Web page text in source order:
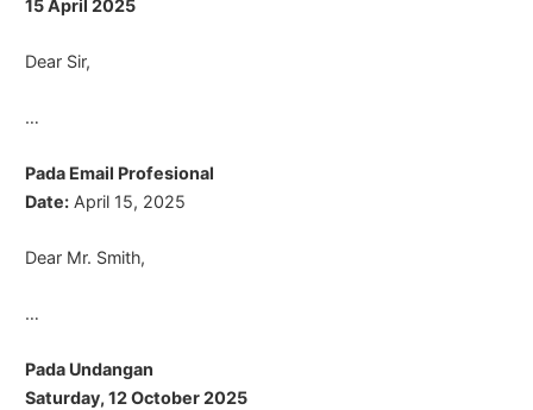
15 April 2025
Dear Sir,
…
Pada Email Profesional
Date: April 15, 2025
Dear Mr. Smith,
…
Pada Undangan
Saturday, 12 October 2025